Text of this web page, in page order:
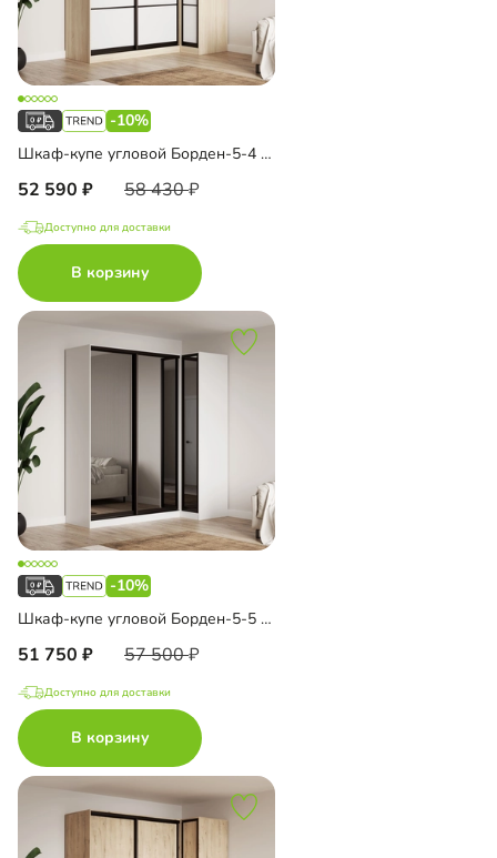
-10%
Шкаф-купе угловой Борден-5-4 1000
52 590 58 430
Доступно для доставки
В корзину
-10%
Шкаф-купе угловой Борден-5-5 1000
51 750 57 500
Доступно для доставки
В корзину